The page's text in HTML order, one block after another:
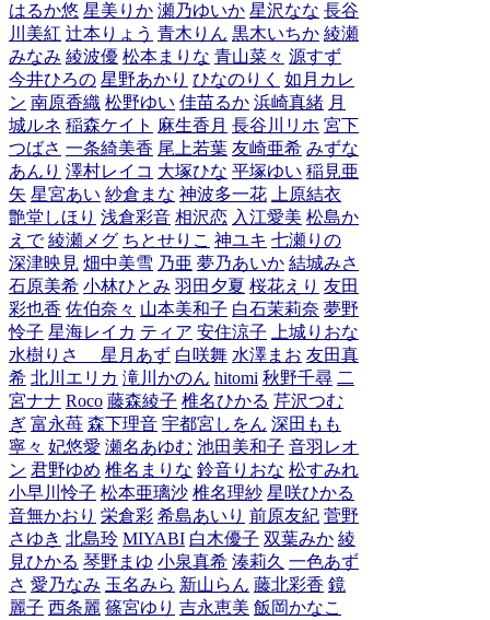
はるか悠 星美りか 瀬乃ゆいか 星沢なな 長谷
川美紅 辻本りょう 青木りん 黒木いちか 綾瀬
みなみ 綾波優 松本まりな 青山菜々 源すず
今井ひろの 星野あかり ひなのりく 如月カレ
ン 南原香織 松野ゆい 佳苗るか 浜崎真緒 月
城ルネ 稲森ケイト 麻生香月 長谷川リホ 宮下
つばさ 一条綺美香 尾上若葉 友崎亜希 みずな
あんり 澤村レイコ 大塚ひな 平塚ゆい 稲見亜
矢 星宮あい 紗倉まな 神波多一花
上原結衣
艶堂しほり 浅倉彩音 相沢恋 入江愛美 松島か
えで 綾瀬メグ ちとせりこ 神ユキ 七瀬りの
深津映見 畑中美雪 乃亜 夢乃あいか 結城みさ
石原美希 小林ひとみ 羽田夕夏 桜花えり 友田
彩也香 佐伯奈々 山本美和子 白石茉莉奈 夢野
怜子 星海レイカ ティア 安住涼子
上城りおな
水樹りさ 星月あず 白咲舞 水澤まお 友田真
希 北川エリカ 滝川かのん hitomi 秋野千尋 二
宮ナナ Roco 藤森綾子 椎名ひかる 芹沢つむ
ぎ 富永苺 森下理音 宇都宮しをん 深田もも
寧々 妃悠愛 瀬名あゆむ 池田美和子 音羽レオ
ン 君野ゆめ 椎名まりな 鈴音りおな 松すみれ
小早川怜子 松本亜璃沙 椎名理紗 星咲ひかる
音無かおり 栄倉彩 希島あいり 前原友紀 菅野
さゆき 北島玲 MIYABI 白木優子 双葉みか 綾
見ひかる 琴野まゆ 小泉真希 湊莉久 一色あず
さ 愛乃なみ 玉名みら 新山らん 藤北彩香 鏡
麗子 西条麗 篠宮ゆり 吉永恵美 飯岡かなこ